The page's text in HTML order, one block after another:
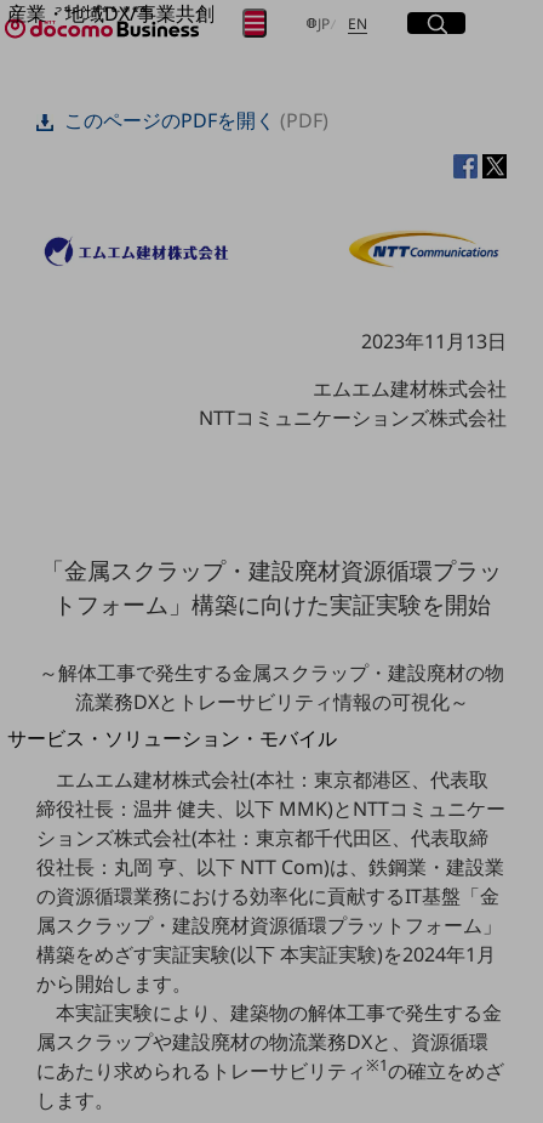
産業・地域DX/事業共創
OPEN HUB for Plural Futures
OPEN HUB for Plural Futuresとは
Smart World
自治体・地域社会との共創
LGPF(Local Government Platform)
別ウィンドウで開きます
サービス・ソリューション・モバイル
サービス・ソリューションTOP
DXに関する課題を解決する
サービス・ソリューションをご紹介
カテゴリーで探す
カテゴリーで探すTOP
ネットワーク・モバイル
クラウド・データセンター
電話・映像コミュニケーション
セキュリティ
JP日本語
EN Englishサイト内検索
開く
メニュー
開く
フリーワードを入力して探す
フリーワードでNTTドコモビジネスの
取り組みを検索
検索する
このページのPDFを開く(PDF)
2023年11月13日
エムエム建材株式会社
NTTコミュニケーションズ株式会社
「金属スクラップ・建設廃材資源循環プラッ
トフォーム」構築に向けた実証実験を開始
～解体工事で発生する金属スクラップ・建設廃材の物
流業務DXとトレーサビリティ情報の可視化～
エムエム建材株式会社(本社：東京都港区、代表取
締役社長：温井 健夫、以下 MMK)とNTTコミュニケー
ションズ株式会社(本社：東京都千代田区、代表取締
役社長：丸岡 亨、以下 NTT Com)は、鉄鋼業・建設業
の資源循環業務における効率化に貢献するIT基盤「金
属スクラップ・建設廃材資源循環プラットフォーム」
構築をめざす実証実験(以下 本実証実験)を2024年1月
から開始します。
本実証実験により、建築物の解体工事で発生する金
属スクラップや建設廃材の物流業務DXと、資源循環
にあたり求められるトレーサビリティ※1の確立をめざ
します。